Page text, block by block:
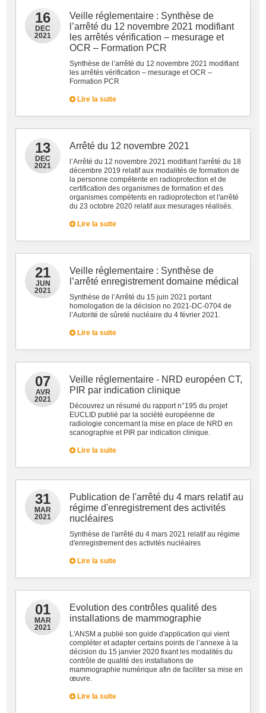
16
DEC
2021
Veille réglementaire : Synthèse de
l’arrêté du 12 novembre 2021 modifiant
les arrêtés vérification – mesurage et
OCR – Formation PCR
Synthèse de l’arrêté du 12 novembre 2021 modifiant
les arrêtés vérification – mesurage et OCR –
Formation PCR
Lire la suite
13
DEC
2021
Arrêté du 12 novembre 2021
l’Arrêté du 12 novembre 2021 modifiant l'arrêté du 18
décembre 2019 relatif aux modalités de formation de
la personne compétente en radioprotection et de
certification des organismes de formation et des
organismes compétents en radioprotection et l'arrêté
du 23 octobre 2020 relatif aux mesurages réalisés.
Lire la suite
21
JUN
2021
Veille réglementaire : Synthèse de
l’arrêté enregistrement domaine médical
Synthèse de l’Arrêté du 15 juin 2021 portant
homologation de la décision no 2021-DC-0704 de
l’Autorité de sûreté nucléaire du 4 février 2021.
Lire la suite
07
AVR
2021
Veille réglementaire - NRD européen CT,
PIR par indication clinique
Découvrez un résumé du rapport n°195 du projet
EUCLID publié par la société européenne de
radiologie concernant la mise en place de NRD en
scanographie et PIR par indication clinique.
Lire la suite
31
MAR
2021
Publication de l'arrêté du 4 mars relatif au
régime d'enregistrement des activités
nucléaires
Synthèse de l'arrêté du 4 mars 2021 relatif au régime
d'enregistrement des activités nucléaires
Lire la suite
01
MAR
2021
Evolution des contrôles qualité des
installations de mammographie
L'ANSM a publié son guide d'application qui vient
compléter et adapter certains points de l’annexe à la
décision du 15 janvier 2020 fixant les modalités du
contrôle de qualité des installations de
mammographie numérique afin de faciliter sa mise en
œuvre.
Lire la suite